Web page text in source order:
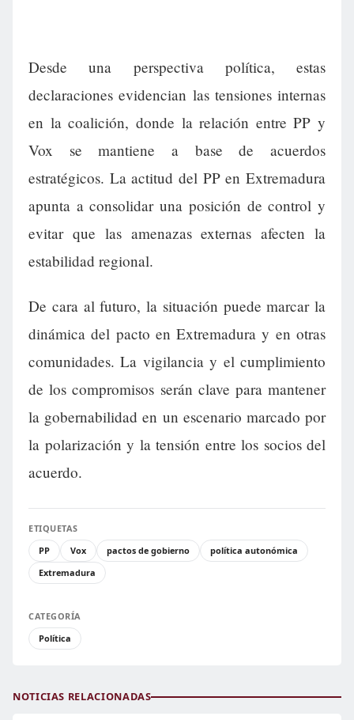
Desde una perspectiva política, estas
declaraciones evidencian las tensiones internas
en la coalición, donde la relación entre PP y
Vox se mantiene a base de acuerdos
estratégicos. La actitud del PP en Extremadura
apunta a consolidar una posición de control y
evitar que las amenazas externas afecten la
estabilidad regional.
De cara al futuro, la situación puede marcar la
dinámica del pacto en Extremadura y en otras
comunidades. La vigilancia y el cumplimiento
de los compromisos serán clave para mantener
la gobernabilidad en un escenario marcado por
la polarización y la tensión entre los socios del
acuerdo.
ETIQUETAS
PP
Vox pactos de gobierno
política autonómica
Extremadura
CATEGORÍA
Política
NOTICIAS RELACIONADAS